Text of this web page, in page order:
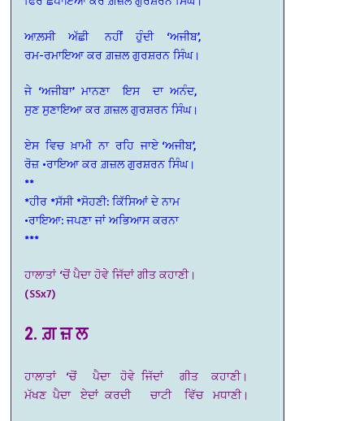
ਆਲ਼ਸੀ ਅੱਛੀ ਨਹੀਂ ਹੁੰਦੀ ‘ਅਜੀਬ’,
ਰਮ-ਰਮਾਇਆ ਕਰ ਗ਼ਜ਼ਲ ਗੁਰਸ਼ਰਨ ਸਿੰਘ।
ਜੇ ‘ਅਜੀਬਾ’ ਮਾਨਣਾ ਇਸ ਦਾ ਅਨੰਦ,
ਸੁਣ ਸੁਣਾਇਆ ਕਰ ਗ਼ਜ਼ਲ ਗੁਰਸ਼ਰਨ ਸਿੰਘ।
ਏਸ ਵਿਚ ਖ਼ਾਮੀ ਨਾ ਰਹਿ ਜਾਏ ‘ਅਜੀਬ’,
ਰੋਜ਼ •ਰਾਇਆ ਕਰ ਗ਼ਜ਼ਲ ਗੁਰਸ਼ਰਨ ਸਿੰਘ।
**
*ਹੀਰ *ਸੱਸੀ *ਸੋਹਣੀ: ਕਿੱਸਿਆਂ ਦੇ ਨਾਮ
•ਰਾਇਆ: ਜਪਣਾ ਜਾਂ ਅਭਿਆਸ ਕਰਨਾ
***
ਹਾਲਾਤਾਂ ‘ਚੋਂ ਪੈਦਾ ਹੋਵੇ ਜਿੱਦਾਂ ਗੀਤ ਕਹਾਣੀ।
(SSx7)
2. ਗ਼ ਜ਼ ਲ
ਹਾਲਾਤਾਂ ‘ਚੋਂ ਪੈਦਾ ਹੋਵੇ ਜਿੱਦਾਂ ਗੀਤ ਕਹਾਣੀ।
ਮੱਖਣ ਪੈਦਾ ਏਦਾਂ ਕਰਦੀ ਚਾਟੀ ਵਿੱਚ ਮਧਾਣੀ।